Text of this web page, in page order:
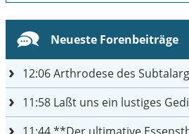
Neueste Forenbeiträge
12:06Arthrodese des
11:58 Laßt uns ein lustiges Gedicht